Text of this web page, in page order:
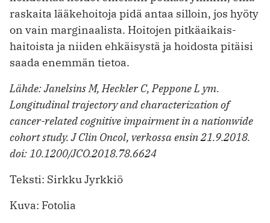
raskaita lääkehoitoja pidä antaa silloin, jos hyöty
on vain marginaalista. Hoitojen pitkäaikais­
haitoista ja niiden ehkäisystä ja hoidosta pitäisi
saada enemmän tietoa.
Lähde: Janelsins M, Heckler C, Peppone L ym.
Longitudinal trajectory and characterization of
cancer-related cognitive impairment in a nationwide
cohort study. J Clin Oncol, verkossa ensin 21.9.2018.
doi: 10.1200/JCO.2018.78.6624
Teksti: Sirkku Jyrkkiö
Kuva: Fotolia